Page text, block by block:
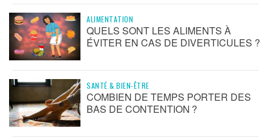
ALIMENTATION
QUELS SONT LES ALIMENTS À
ÉVITER EN CAS DE DIVERTICULES ?
SANTÉ & BIEN-ÊTRE
COMBIEN DE TEMPS PORTER DES
BAS DE CONTENTION ?